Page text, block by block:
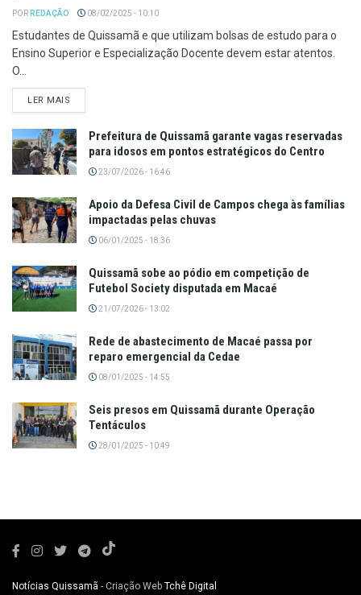
POR REDAÇÃO 08/02/2025 - 10:10
Estudantes de Quissamã e que utilizam bolsas de estudo para o
Ensino Superior e Especialização Docente devem estar atentos.
O...
LER MAIS
Prefeitura de Quissamã garante vagas reservadas
para idosos em pontos estratégicos do Centro
23/07/2026 - 16:46
Apoio da Defesa Civil de Campos chega às famílias
impactadas pelas chuvas
06/01/2025 - 18:36
Quissamã sobe ao pódio em competição de
Futebol Society disputada em Macaé
21/07/2026 - 13:02
Rede de abastecimento de Macaé passa por
reparo emergencial da Cedae
08/01/2025 - 14:55
Seis presos em Quissamã durante Operação
Tentáculos
28/01/2025 - 10:49
Notícias Quissamã - Criação Web Tchê Digital